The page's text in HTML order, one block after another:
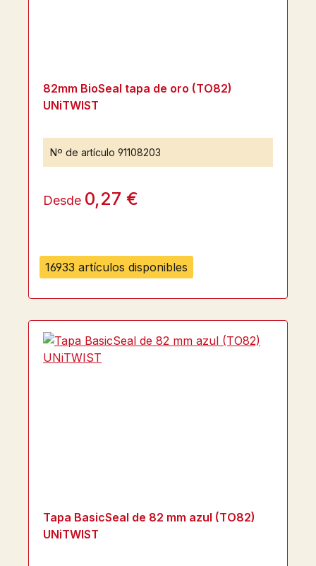
16933 artículos disponibles
82mm BioSeal tapa de oro (TO82)
UNiTWIST
Nº de artículo 91108203
Desde 0,27 €
Tapa BasicSeal de 82 mm azul (TO82)
UNiTWIST